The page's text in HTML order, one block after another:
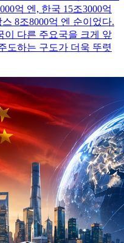
억 엔, 한국 15조3000억
8조8000억 엔 순이었다.
이 다른 주요국을 크게 앞
도하는 구도가 더욱 뚜렷